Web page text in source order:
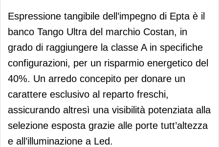
Espressione tangibile dell’impegno di Epta è il
banco Tango Ultra del marchio Costan, in
grado di raggiungere la classe A in specifiche
configurazioni, per un risparmio energetico del
40%. Un arredo concepito per donare un
carattere esclusivo al reparto freschi,
assicurando altresì una visibilità potenziata alla
selezione esposta grazie alle porte tutt’altezza
e all’illuminazione a Led.